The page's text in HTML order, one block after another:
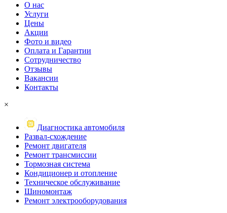
О нас
Услуги
Цены
Акции
Фото и видео
Оплата и Гарантии
Сотрудничество
Отзывы
Вакансии
Контакты
×
Диагностика автомобиля
Развал-схождение
Ремонт двигателя
Ремонт трансмиссии
Тормозная система
Кондиционер и отопление
Техническое обслуживание
Шиномонтаж
Ремонт электрооборудования